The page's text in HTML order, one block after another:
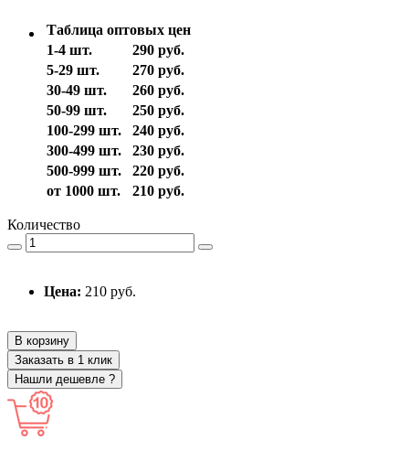
Таблица оптовых цен
1-4 шт.
290 руб.
5-29 шт.
270 руб.
30-49 шт.
260 руб.
50-99 шт.
250 руб.
100-299 шт.
240 руб.
300-499 шт.
230 руб.
500-999 шт.
220 руб.
от 1000 шт.
210 руб.
Количество
Цена: 210 руб.
В корзину
Заказать в 1 клик
Нашли дешевле ?